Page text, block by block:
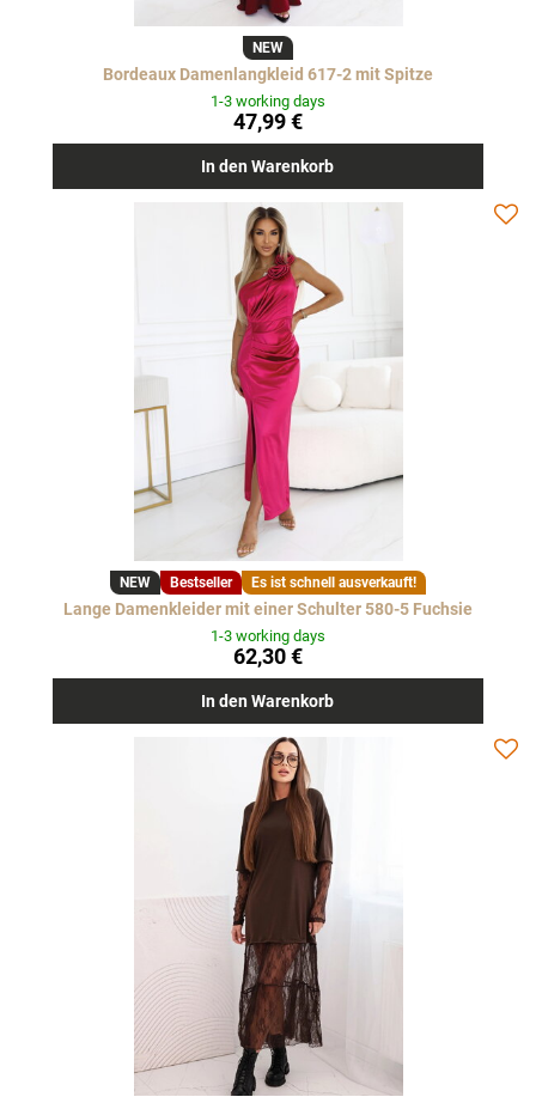
NEW
Bordeaux Damenlangkleid 617-2 mit Spitze
1-3 working days
47,99 €
In den Warenkorb
NEW Bestseller Es ist schnell ausverkauft!
Lange Damenkleider mit einer Schulter 580-5 Fuchsie
1-3 working days
62,30 €
In den Warenkorb